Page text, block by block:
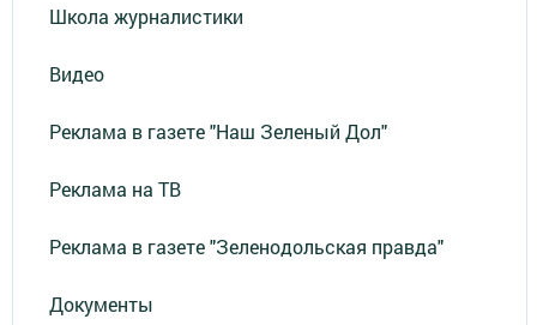
Школа журналистики
Видео
Реклама в газете "Наш Зеленый Дол"
Реклама на ТВ
Реклама в газете "Зеленодольская правда"
Документы